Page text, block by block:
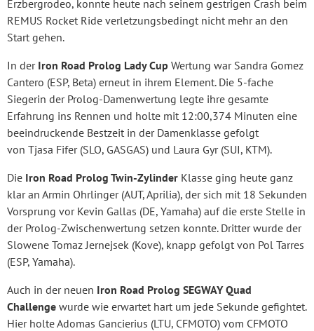
Erzbergrodeo, konnte heute nach seinem gestrigen Crash beim
REMUS Rocket Ride verletzungsbedingt nicht mehr an den
Start gehen.
In der Iron Road Prolog Lady Cup Wertung war Sandra Gomez
Cantero (ESP, Beta) erneut in ihrem Element. Die 5-fache
Siegerin der Prolog-Damenwertung legte ihre gesamte
Erfahrung ins Rennen und holte mit 12:00,374 Minuten eine
beeindruckende Bestzeit in der Damenklasse gefolgt
von Tjasa Fifer (SLO, GASGAS) und Laura Gyr (SUI, KTM).
Die Iron Road Prolog Twin-Zylinder Klasse ging heute ganz
klar an Armin Ohrlinger (AUT, Aprilia), der sich mit 18 Sekunden
Vorsprung vor Kevin Gallas (DE, Yamaha) auf die erste Stelle in
der Prolog-Zwischenwertung setzen konnte. Dritter wurde der
Slowene Tomaz Jernejsek (Kove), knapp gefolgt von Pol Tarres
(ESP, Yamaha).
Auch in der neuen Iron Road Prolog SEGWAY Quad
Challenge wurde wie erwartet hart um jede Sekunde gefightet.
Hier holte Adomas Gancierius (LTU, CFMOTO) vom CFMOTO